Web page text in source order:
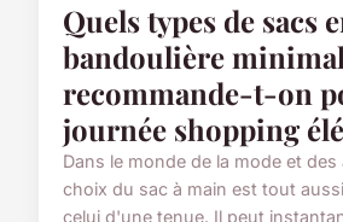
Quels types de sacs
bandoulière
recommande-t-on
journée shopping
Dans le monde de la mode et des
choix du sac à main est tout
celui d'une tenue. Il peut